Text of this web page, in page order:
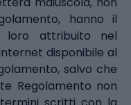
hanno il
attribuito nel
disponibile al
, salvo che
Regolamento non